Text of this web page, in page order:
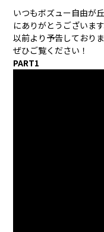
いつもボズュー自由が
にありがとうございます
以前より予告しており
ぜひご覧ください！
PART1